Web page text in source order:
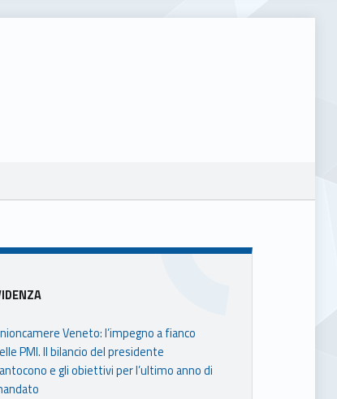
Veneto: l’impegno a fianco
PMI. Il bilancio del presidente
e gli obiettivi per l’ultimo anno di